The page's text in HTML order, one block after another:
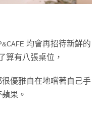
均會再招待新鮮的
算有八張桌位，
優雅自在地嚐著自己手
果。